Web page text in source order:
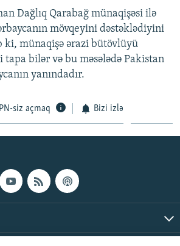
STANDARTLARIMIZ
ISTIFADƏ
TELEFONUNUZDA
saytları
Dağlıq Qarabağ münaqişəsi ilə
mövqeyini dəstəklədiyini
münaqişə ərazi bütövlüyü
tapa bilər və bu məsələdə Pakistan
yanındadır.
siz açmaq Bizi izlə